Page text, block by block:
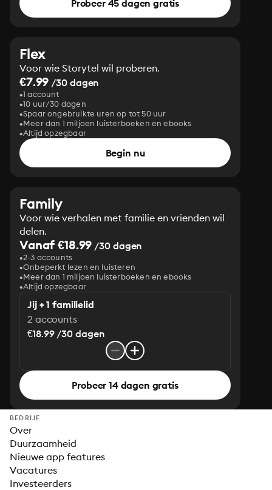
Probeer 45 dagen gratis
Flex
Voor wie Storytel wil proberen.
€7.99 /30 dagen
1 account
10 uur/30 dagen
Spaar ongebruikte uren op tot 50 uur
Meer dan 1 miljoen luisterboeken en ebooks
Altijd opzegbaar
Begin nu
Family
Voor wie verhalen met familie en vrienden wil
delen.
Vanaf €18.99 /30 dagen
2-3 accounts
Onbeperkt lezen en luisteren
Meer dan 1 miljoen luisterboeken en ebooks
Altijd opzegbaar
Jij + 1 familielid
2 accounts
€18.99 /30 dagen
Probeer 14 dagen gratis
BEDRIJF
Over
Duurzaamheid
Nieuwe app features
Vacatures
Investeerders